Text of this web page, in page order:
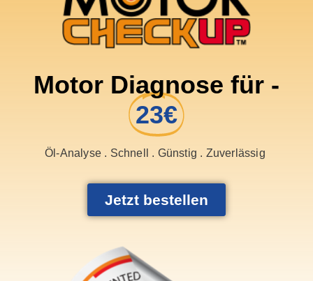
Motor Diagnose für -
23€
Öl-Analyse . Schnell . Günstig . Zuverlässig
Jetzt bestellen